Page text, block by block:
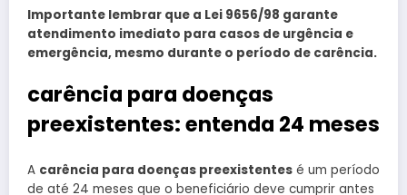
Importante lembrar que a Lei 9656/98 garante
atendimento imediato para casos de urgência e
emergência, mesmo durante o período de carência.
carência para doenças
preexistentes: entenda 24 meses
A carência para doenças preexistentes é um período
de até 24 meses que o beneficiário deve cumprir antes